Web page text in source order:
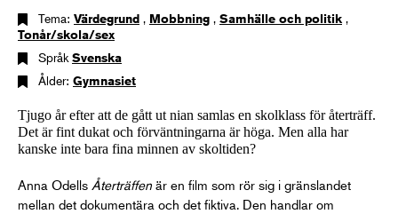
Tema: Värdegrund , Mobbning , Samhälle och politik ,
Tonår/skola/sex
SpråkSvenska
Ålder: Gymnasiet
Tjugo år efter att de gått ut nian samlas en skolklass för återträff.
Det är fint dukat och förväntningarna är höga. Men alla har
kanske inte bara fina minnen av skoltiden?
Anna Odells Återträffen är en film som rör sig i gränslandet
mellan det dokumentära och det fiktiva. Den handlar om